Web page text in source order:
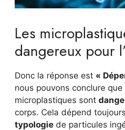
Les
dangereux pour
Donc la réponse est «
nous pouvons conclure que
microplastiques sont
corps. Cela dépend
typologie de particules